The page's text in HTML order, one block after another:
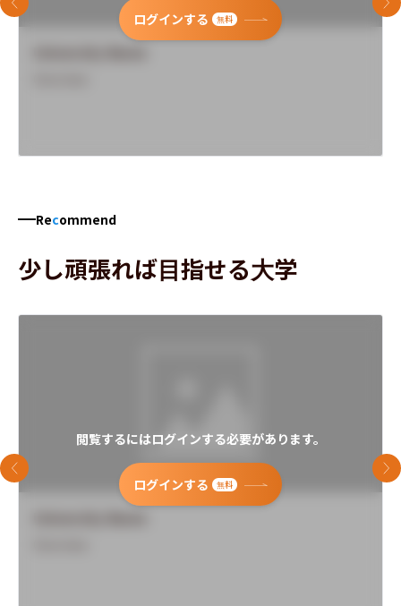
ログインする 無料
前のスライド 次
Recommend
少し頑張れば目指せる大学
閲覧するにはログインする必要があります。
ログインする 無料
前のスライド 次